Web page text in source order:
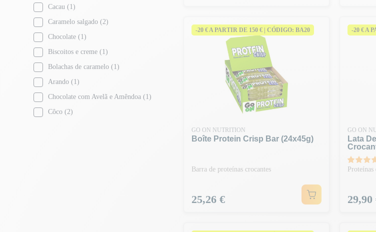
Cacau (1)
Caramelo salgado (2)
Chocolate (1)
Biscoitos e creme (1)
Bolachas de caramelo (1)
Arando (1)
Chocolate com Avelã e Amêndoa (1)
Côco (2)
-20 € A PARTIR DE 150 € | CÓDIGO: BA20
GO ON NUTRITION
Boîte Protein Crisp Bar (24x45g)
Barra de proteínas crocantes
Preço
25,26 €
-20 € A
GO ON
Lata
Preço
29,90